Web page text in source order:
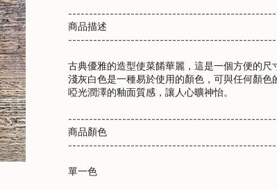
in
cart",
"decrease"=>"Decrease
quantity
for
{{
product
"multiples_of"=>"Increments
of
{{
quantity
}}",
商品描述
古典優雅的造型使菜餚華麗，這是一個方便的尺
淺灰白色是一種易於使用的顏色，可與任何顏色
啞光潤澤的釉面質感，讓人心曠神怡。
商品顏色
單一色